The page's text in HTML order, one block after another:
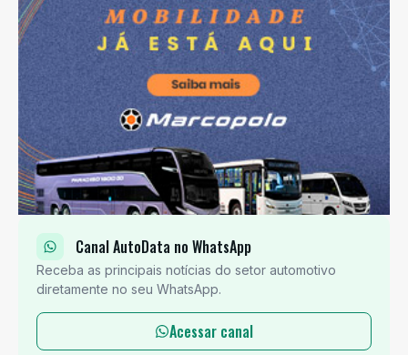
Canal AutoData no WhatsApp
Receba as principais notícias do setor automotivo
diretamente no seu WhatsApp.
Acessar canal